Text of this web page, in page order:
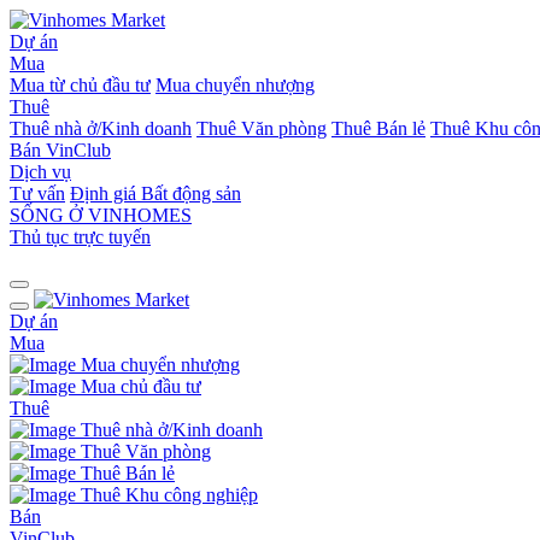
Dự án
Mua
Mua từ chủ đầu tư Mua chuyển nhượng
Thuê
Thuê nhà ở/Kinh doanh Thuê Văn phòng Thuê Bán lẻ Thuê Khu
Bán VinClub
Dịch vụ
Tư vấn Định giá Bất động sản
SỐNG Ở VINHOMES
Thủ tục trực tuyến
Dự án
Mua
Mua chuyển nhượng
Mua chủ đầu tư
Thuê
Thuê nhà ở/Kinh doanh
Thuê Văn phòng
Thuê Bán lẻ
Thuê Khu công nghiệp
Bán